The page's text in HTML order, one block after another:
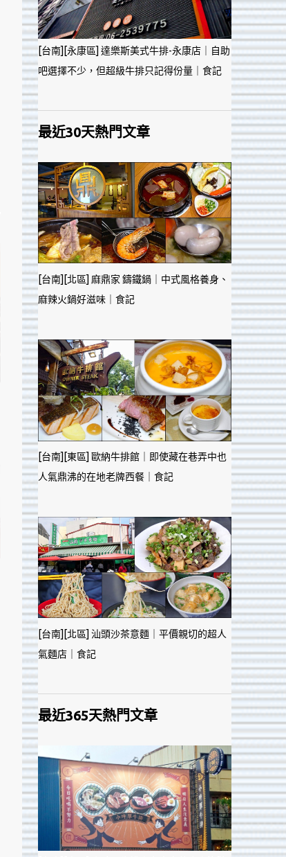
[台南][永康區] 達樂斯美式牛排-永康店｜自助
吧選擇不少，但超級牛排只記得份量｜食記
最近30天熱門文章
[台南][北區] 麻鼎家 鑄鐵鍋｜中式風格養身、
麻辣火鍋好滋味｜食記
[台南][東區] 歐納牛排館｜即使藏在巷弄中也
人氣鼎沸的在地老牌西餐｜食記
[台南][北區] 汕頭沙茶意麵｜平價親切的超人
氣麵店｜食記
最近365天熱門文章